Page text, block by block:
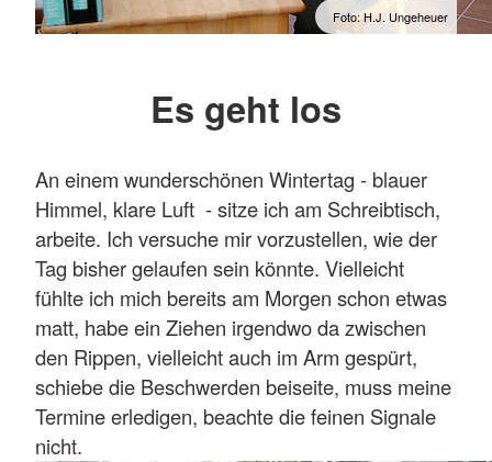
Foto: H.J. Ungeheuer
Es geht los
An einem wunderschönen Wintertag - blauer
Himmel, klare Luft - sitze ich am Schreibtisch,
arbeite. Ich versuche mir vorzustellen, wie der
Tag bisher gelaufen sein könnte. Vielleicht
fühlte ich mich bereits am Morgen schon etwas
matt, habe ein Ziehen irgendwo da zwischen
den Rippen, vielleicht auch im Arm gespürt,
schiebe die Beschwerden beiseite, muss meine
Termine erledigen, beachte die feinen Signale
nicht.